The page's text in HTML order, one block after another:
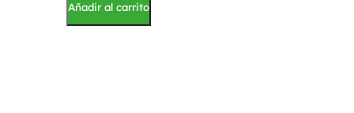
Añadir al carrito